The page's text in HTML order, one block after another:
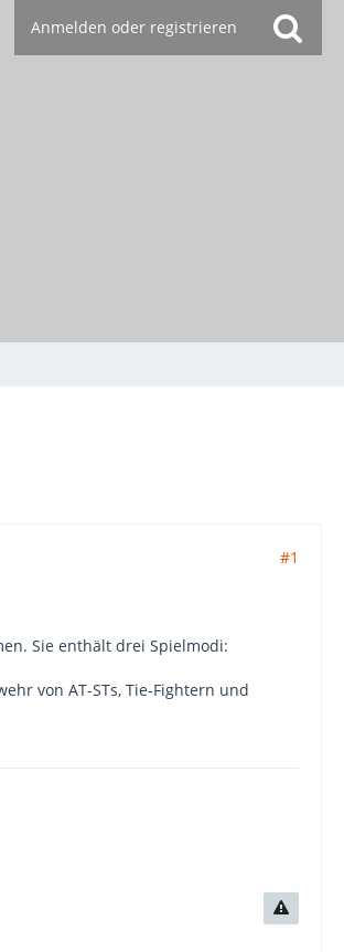
Anmelden oder registrieren
#1
Sie enthält drei Spielmodi:
von AT-STs, Tie-Fightern und